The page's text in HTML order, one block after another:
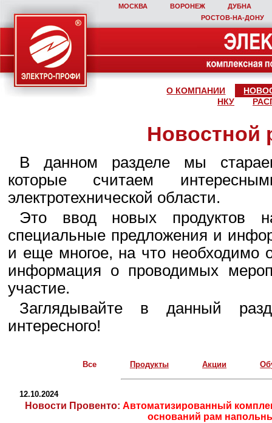
МОСКВА ВОРОНЕЖ
ДУБНА
РОСТОВ‑НА‑ДОНУ
О КОМПАНИИ
НКУ
Новостной
В данном разделе мы
которые считаем
электротехнической области.
Это ввод новых продуктов
специальные предложения и
и еще многое, на что необходимо
информация о проводимых
участие.
Заглядывайте в данный
интересного!
Все Продукты Акции
12.10.2024
Новости Провенто: Автоматизированный
оснований рам